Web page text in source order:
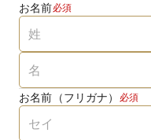
お名前必須
お名前（フリガナ） 必須